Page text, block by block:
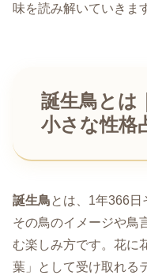
味を読み解いていきま
誕生鳥とは
小さな性格
誕生鳥とは、1年366日
その鳥のイメージや鳥
む楽しみ方です。花に
葉」として受け取れる